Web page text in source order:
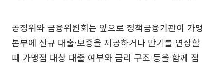
공정위와 금융위원회는 앞으로 정책금융기관이 가맹
본부에 신규 대출·보증을 제공하거나 만기를 연장할
때 가맹점 대상 대출 여부와 금리 구조 등을 함께 점